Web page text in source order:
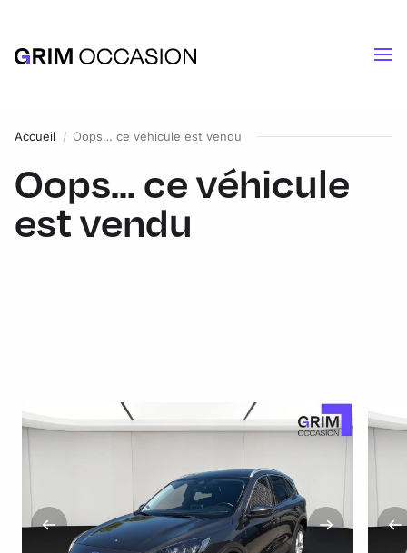
Accueil Oops… ce véhicule est vendu
Oops... ce véhicule
est vendu